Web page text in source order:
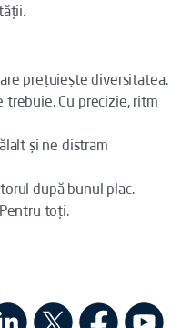
prețuiește diversitatea.
Cu precizie, ritm
și ne distram
după bunul plac.
toți.